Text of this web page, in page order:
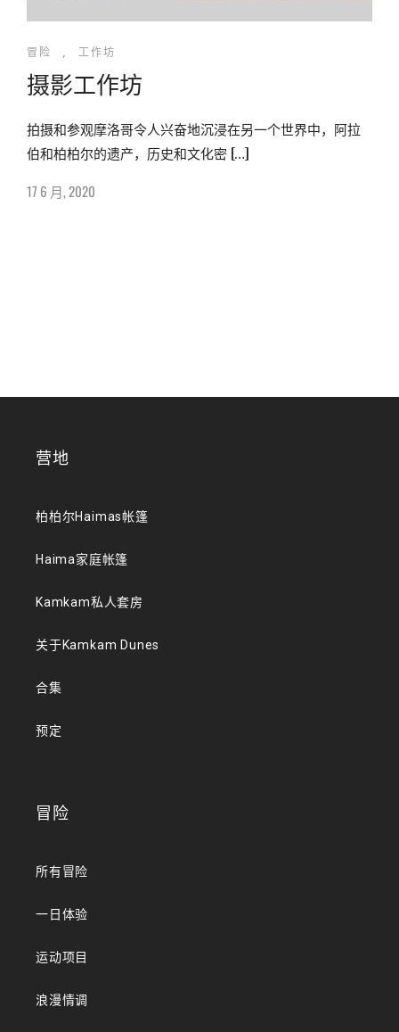
冒险 , 工作坊
摄影工作坊
拍摄和参观摩洛哥令人兴奋地沉浸在另一个世界中，阿拉
伯和柏柏尔的遗产，历史和文化密 […]
17 6 月, 2020
营地
柏柏尔Haimas帐篷
Haima家庭帐篷
Kamkam私人套房
关于Kamkam Dunes
合集
预定
冒险
所有冒险
一日体验
运动项目
浪漫情调